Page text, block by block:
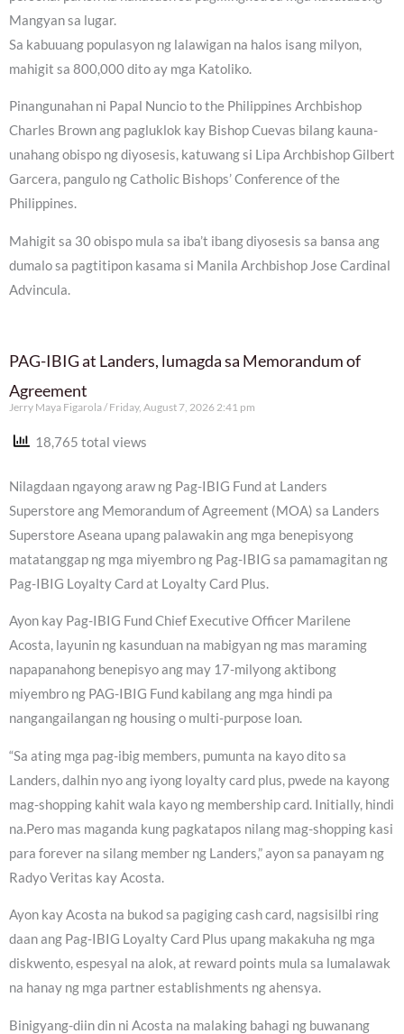
Mangyan sa lugar.
Sa kabuuang populasyon ng lalawigan na halos isang milyon,
mahigit sa 800,000 dito ay mga Katoliko.
Pinangunahan ni Papal Nuncio to the Philippines Archbishop
Charles Brown ang pagluklok kay Bishop Cuevas bilang kauna-
unahang obispo ng diyosesis, katuwang si Lipa Archbishop Gilbert
Garcera, pangulo ng Catholic Bishops’ Conference of the
Philippines.
Mahigit sa 30 obispo mula sa iba’t ibang diyosesis sa bansa ang
dumalo sa pagtitipon kasama si Manila Archbishop Jose Cardinal
Advincula.
PAG-IBIG at Landers, lumagda sa Memorandum of
Agreement
Jerry Maya Figarola Friday, August 7, 2026 2:41 pm
18,765 total views
Nilagdaan ngayong araw ng Pag-IBIG Fund at Landers
Superstore ang Memorandum of Agreement (MOA) sa Landers
Superstore Aseana upang palawakin ang mga benepisyong
matatanggap ng mga miyembro ng Pag-IBIG sa pamamagitan ng
Pag-IBIG Loyalty Card at Loyalty Card Plus.
Ayon kay Pag-IBIG Fund Chief Executive Officer Marilene
Acosta, layunin ng kasunduan na mabigyan ng mas maraming
napapanahong benepisyo ang may 17-milyong aktibong
miyembro ng PAG-IBIG Fund kabilang ang mga hindi pa
nangangailangan ng housing o multi-purpose loan.
“Sa ating mga pag-ibig members, pumunta na kayo dito sa
Landers, dalhin nyo ang iyong loyalty card plus, pwede na kayong
mag-shopping kahit wala kayo ng membership card. Initially, hindi
na.Pero mas maganda kung pagkatapos nilang mag-shopping kasi
para forever na silang member ng Landers,” ayon sa panayam ng
Radyo Veritas kay Acosta.
Ayon kay Acosta na bukod sa pagiging cash card, nagsisilbi ring
daan ang Pag-IBIG Loyalty Card Plus upang makakuha ng mga
diskwento, espesyal na alok, at reward points mula sa lumalawak
na hanay ng mga partner establishments ng ahensya.
Binigyang-diin din ni Acosta na malaking bahagi ng buwanang